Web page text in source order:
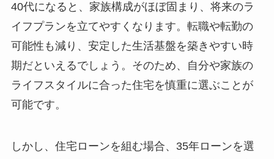
40代になると、家族構成がほぼ固まり、将来のラ
イフプランを立てやすくなります。転職や転勤の
可能性も減り、安定した生活基盤を築きやすい時
期だといえるでしょう。そのため、自分や家族の
ライフスタイルに合った住宅を慎重に選ぶことが
可能です。
しかし、住宅ローンを組む場合、35年ローンを選